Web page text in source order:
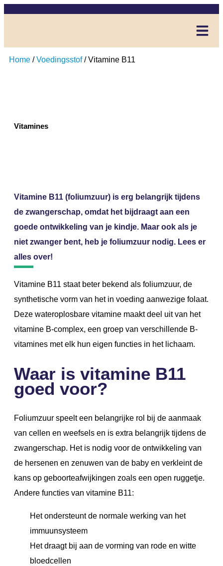
Home /Voedingsstof/ Vitamine B11
Vitamines
Vitamine B11 (foliumzuur) is erg belangrijk tijdens
de zwangerschap, omdat het bijdraagt aan een
goede ontwikkeling van je kindje. Maar ook als je
niet zwanger bent, heb je foliumzuur nodig. Lees er
alles over!
Vitamine B11 staat beter bekend als foliumzuur, de
synthetische vorm van het in voeding aanwezige folaat.
Deze wateroplosbare vitamine maakt deel uit van het
vitamine B-complex, een groep van verschillende B-
vitamines met elk hun eigen functies in het lichaam.
Waar is vitamine B11
goed voor?
Foliumzuur speelt een belangrijke rol bij de aanmaak
van cellen en weefsels en is extra belangrijk tijdens de
zwangerschap. Het is nodig voor de ontwikkeling van
de hersenen en zenuwen van de baby en verkleint de
kans op geboorteafwijkingen zoals een open ruggetje.
Andere functies van vitamine B11:
Het ondersteunt de normale werking van het
immuunsysteem
Het draagt bij aan de vorming van rode en witte
bloedcellen